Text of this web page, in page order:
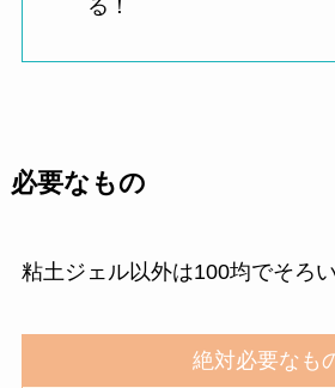
る！
必要なもの
粘土ジェル以外は100均でそろ
絶対必要なも